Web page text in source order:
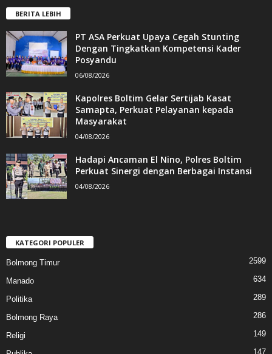
BERITA LEBIH
PT ASA Perkuat Upaya Cegah Stunting
Dengan Tingkatkan Kompetensi Kader
Posyandu
06/08/2026
Kapolres Boltim Gelar Sertijab Kasat
Samapta, Perkuat Pelayanan kepada
Masyarakat
04/08/2026
Hadapi Ancaman El Nino, Polres Boltim
Perkuat Sinergi dengan Berbagai Instansi
04/08/2026
KATEGORI POPULER
Bolmong Timur 2599
Manado 634
Politika 289
Bolmong Raya 286
Religi 149
147